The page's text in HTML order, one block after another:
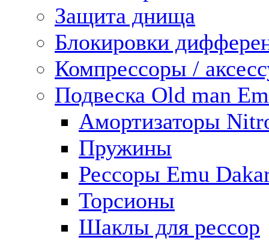
Защита днища
Блокировки
Компрессоры /
Подвеска Old man
Амортизаторы
Пружины
Рессоры Emu
Торсионы
Шаклы для рессор